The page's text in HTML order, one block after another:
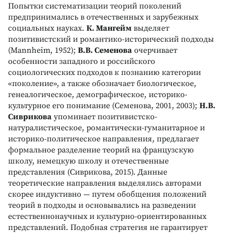
Попытки систематизации теорий поколений
предпринимались в отечественных и зарубежных
социальных науках. К. Мангейм выделяет
позитивистский и романтико-исторический подходы
(Mannheim, 1952); В.В. Семенова очерчивает
особенности западного и российского
социологических подходов к познанию категории
«поколение», а также обозначает биологическое,
генеалогическое, демографическое, историко-
культурное его понимание (Семенова, 2001, 2003); Н.В.
Сиврикова упоминает позитивистско-
натуралистическое, романтически-гуманитарное и
историко-политическое направления, предлагает
формальное разделение теорий на французскую
школу, немецкую школу и отечественные
представления (Сиврикова, 2015). Данные
теоретические направления выделялись авторами
скорее индуктивно — путем обобщения положений
теорий в подходы и основывались на разведении
естественнонаучных и культурно-ориентированных
представлений. Подобная стратегия не гарантирует